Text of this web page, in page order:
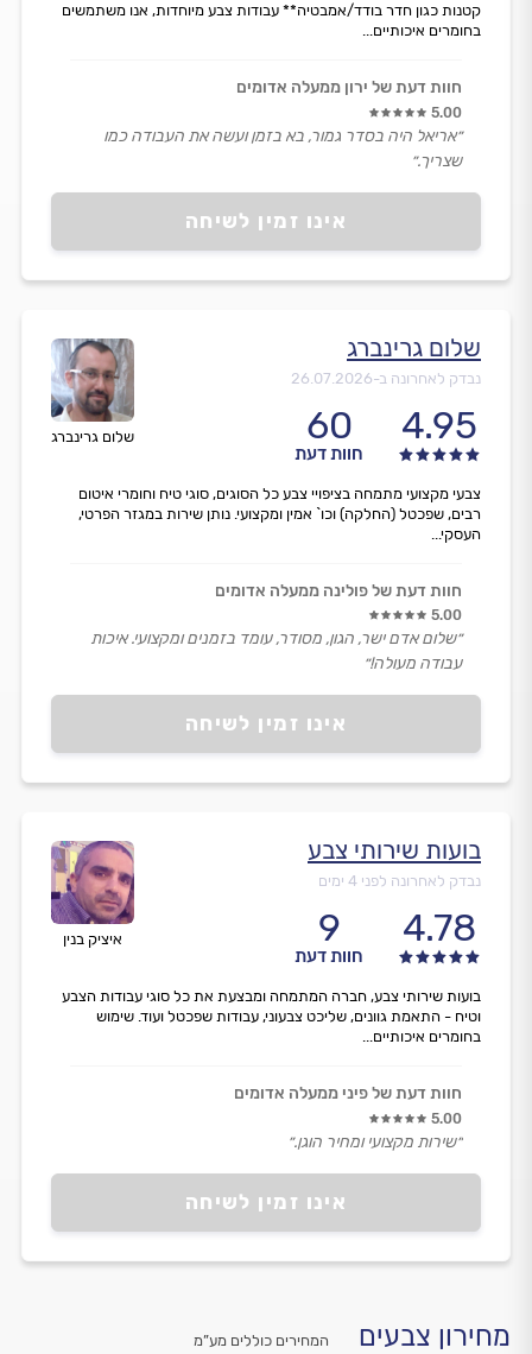
אינו זמין לשיחה
קטנות כגון חדר בודד/אמבטיה** עבודות צבע מיוחדות, אנו משתמשים
בחומרים איכותיים...
חוות דעת של ירון ממעלה אדומים
5.00
״אריאל היה בסדר גמור, בא בזמן ועשה את העבודה כמו
שצריך.״
שלום גרינברג
שלום גרינברג
נבדק לאחרונה ב-26.07.2026
4.95
60
חוות דעת
אינו זמין לשיחה
צבעי מקצועי מתמחה בציפויי צבע כל הסוגים, סוגי טיח וחומרי איטום
רבים, שפכטל (החלקה) וכו` אמין ומקצועי. נותן שירות במגזר הפרטי,
העסקי...
חוות דעת של פולינה ממעלה אדומים
5.00
״שלום אדם ישר, הגון, מסודר, עומד בזמנים ומקצועי. איכות
עבודה מעולה!״
איציק בנין
בועות שירותי צבע
נבדק לאחרונה לפני 4 ימים
4.78
9
חוות דעת
אינו זמין לשיחה
בועות שירותי צבע, חברה המתמחה ומבצעת את כל סוגי עבודות הצבע
וטיח - התאמת גוונים, שליכט צבעוני, עבודות שפכטל ועוד. שימוש
בחומרים איכותיים...
חוות דעת של פיני ממעלה אדומים
5.00
״שירות מקצועי ומחיר הוגן.״
מחירון צבעים המחירים כוללים מע”מ